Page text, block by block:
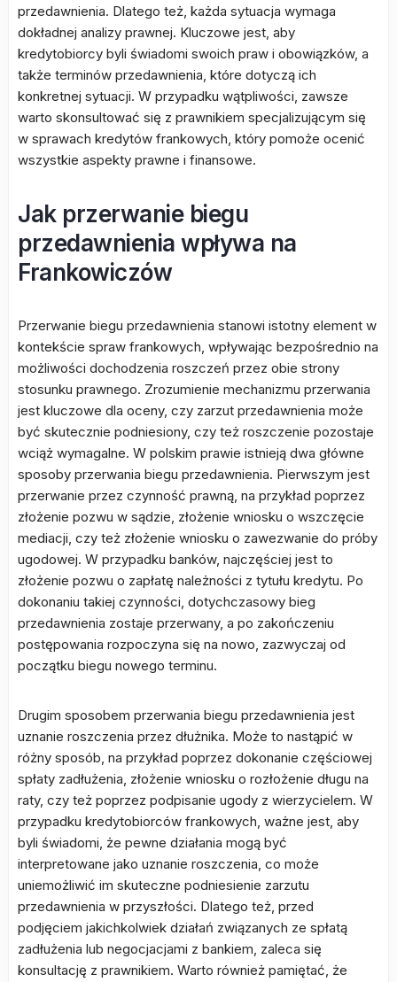
przedawnienia. Dlatego też, każda sytuacja wymaga
dokładnej analizy prawnej. Kluczowe jest, aby
kredytobiorcy byli świadomi swoich praw i obowiązków, a
także terminów przedawnienia, które dotyczą ich
konkretnej sytuacji. W przypadku wątpliwości, zawsze
warto skonsultować się z prawnikiem specjalizującym się
w sprawach kredytów frankowych, który pomoże ocenić
wszystkie aspekty prawne i finansowe.
Jak przerwanie biegu
przedawnienia wpływa na
Frankowiczów
Przerwanie biegu przedawnienia stanowi istotny element w
kontekście spraw frankowych, wpływając bezpośrednio na
możliwości dochodzenia roszczeń przez obie strony
stosunku prawnego. Zrozumienie mechanizmu przerwania
jest kluczowe dla oceny, czy zarzut przedawnienia może
być skutecznie podniesiony, czy też roszczenie pozostaje
wciąż wymagalne. W polskim prawie istnieją dwa główne
sposoby przerwania biegu przedawnienia. Pierwszym jest
przerwanie przez czynność prawną, na przykład poprzez
złożenie pozwu w sądzie, złożenie wniosku o wszczęcie
mediacji, czy też złożenie wniosku o zawezwanie do próby
ugodowej. W przypadku banków, najczęściej jest to
złożenie pozwu o zapłatę należności z tytułu kredytu. Po
dokonaniu takiej czynności, dotychczasowy bieg
przedawnienia zostaje przerwany, a po zakończeniu
postępowania rozpoczyna się na nowo, zazwyczaj od
początku biegu nowego terminu.
Drugim sposobem przerwania biegu przedawnienia jest
uznanie roszczenia przez dłużnika. Może to nastąpić w
różny sposób, na przykład poprzez dokonanie częściowej
spłaty zadłużenia, złożenie wniosku o rozłożenie długu na
raty, czy też poprzez podpisanie ugody z wierzycielem. W
przypadku kredytobiorców frankowych, ważne jest, aby
byli świadomi, że pewne działania mogą być
interpretowane jako uznanie roszczenia, co może
uniemożliwić im skuteczne podniesienie zarzutu
przedawnienia w przyszłości. Dlatego też, przed
podjęciem jakichkolwiek działań związanych ze spłatą
zadłużenia lub negocjacjami z bankiem, zaleca się
konsultację z prawnikiem. Warto również pamiętać, że